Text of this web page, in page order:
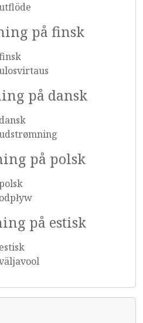
på finsk
på dansk
dansk
på polsk
odpływ
på estisk
estisk